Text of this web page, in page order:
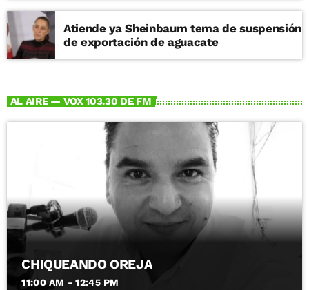
Atiende ya Sheinbaum tema de suspensión
de exportación de aguacate
AL AIRE — VOX 103.30 DE FM
CHIQUEANDO OREJA
11:00 AM - 12:45 PM